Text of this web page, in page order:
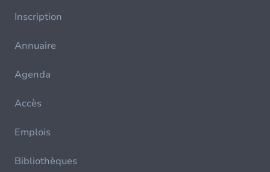
Inscription
Annuaire
Agenda
Accès
Emplois
Bibliothèques